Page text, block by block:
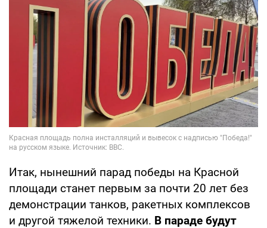
Итак, нынешний парад победы на Красной
площади станет первым за почти 20 лет без
демонстрации танков, ракетных комплексов
и другой тяжелой техники. В параде будут